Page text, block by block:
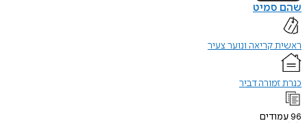
שהם סמיט
ראשית קריאה ונוער צעיר
כנרת זמורה דביר
96עמודים